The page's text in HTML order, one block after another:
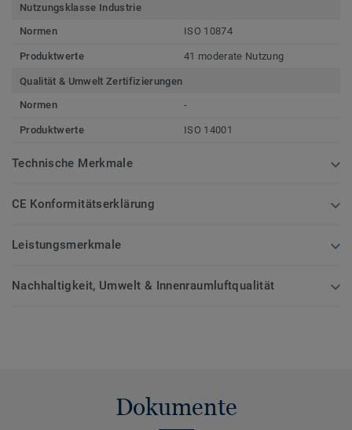
Nutzungsklasse Industrie
Normen
ISO 10874
Produktwerte 41 moderate Nutzung
Qualität & Umwelt Zertifizierungen
Normen
-
Produktwerte ISO 14001
Technische Merkmale
CE Konformitätserklärung
Leistungsmerkmale
Nachhaltigkeit, Umwelt & Innenraumluftqualität
Dokumente